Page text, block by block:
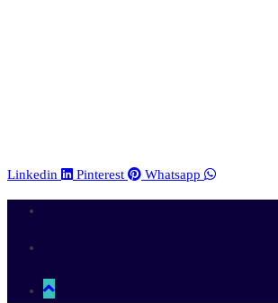
Linkedin Pinterest Whatsapp